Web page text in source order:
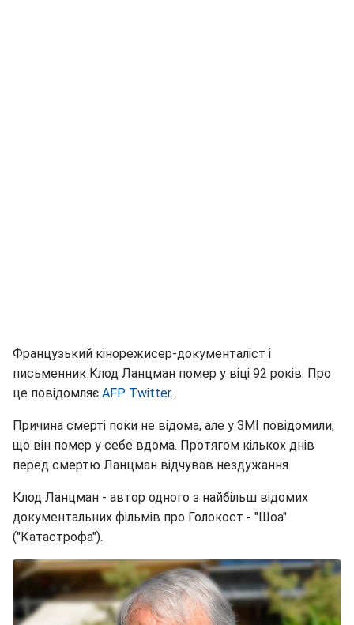
Французький кінорежисер-документаліст і
письменник Клод Ланцман помер у віці 92 років. Про
це повідомляє AFP Twitter.
Причина смерті поки не відома, але у ЗМІ повідомили,
що він помер у себе вдома. Протягом кількох днів
перед смертю Ланцман відчував нездужання.
Клод Ланцман - автор одного з найбільш відомих
документальних фільмів про Голокост - "Шоа"
("Катастрофа").